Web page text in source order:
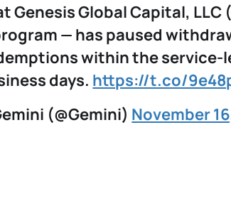
Genesis Global Capital,
— has paused
within the service-
days. https://t.co/
(@Gemini) November